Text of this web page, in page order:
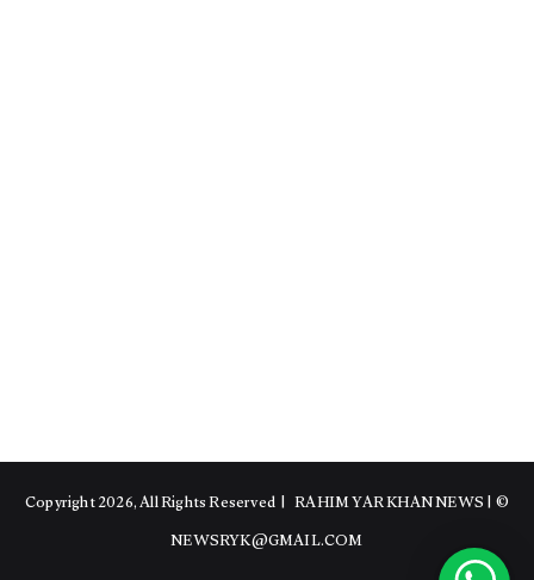
© Copyright 2026, All Rights Reserved |
RAHIM YAR KHAN NEWS|
NEWSRYK@GMAIL.COM